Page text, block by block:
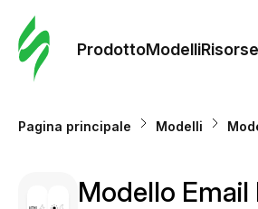
ProdottoModelliRisorse
Pagina principale Modelli
Modello